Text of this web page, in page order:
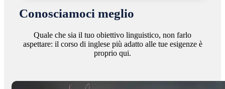
Conosciamoci meglio
Quale che sia il tuo obiettivo linguistico, non farlo
aspettare: il corso di inglese più adatto alle tue esigenze è
proprio qui.